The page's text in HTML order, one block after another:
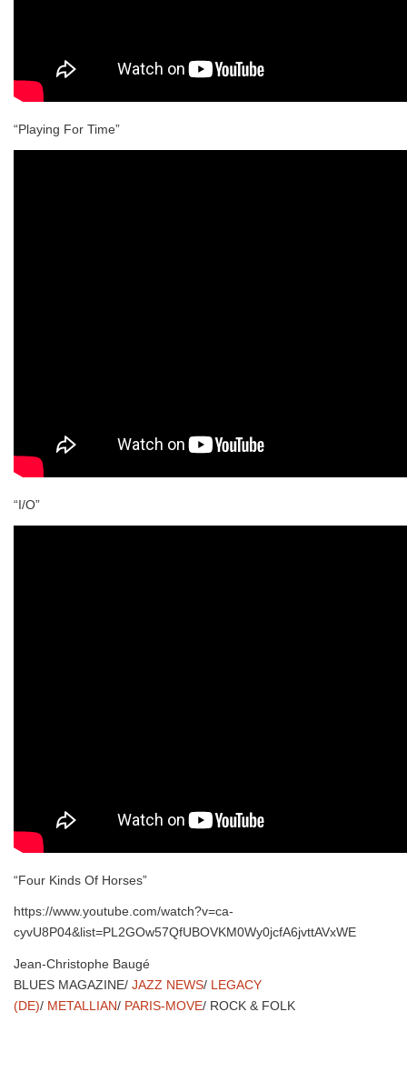
“Playing For Time”
“I/O”
“Four Kinds Of Horses”
https://www.youtube.com/watch?v=ca-
cyvU8P04&list=PL2GOw57QfUBOVKM0Wy0jcfA6jvttAVxWE
Jean-Christophe Baugé
BLUES MAGAZINE/ JAZZ NEWS/ LEGACY
(DE)/ METALLIAN/ PARIS-MOVE/ ROCK & FOLK